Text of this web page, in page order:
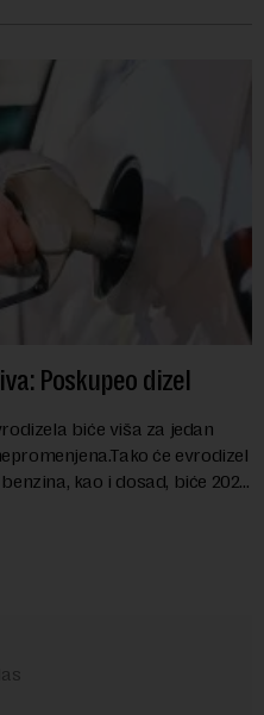
Poskupeo dizel
biće viša za jedan
će evrodizel
kao i dosad, biće 202